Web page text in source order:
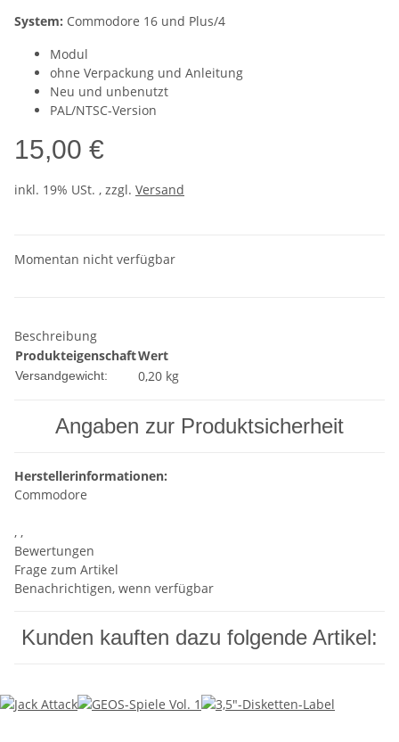
System: Commodore 16 und Plus/4
Modul
ohne Verpackung und Anleitung
Neu und unbenutzt
PAL/NTSC-Version
15,00 €
inkl. 19% USt. , zzgl. Versand
Momentan nicht verfügbar
Beschreibung
ProdukteigenschaftWert
Versandgewicht: 0,20 kg
Angaben zur Produktsicherheit
Herstellerinformationen:
Commodore
, ,
Bewertungen
Frage zum Artikel
Benachrichtigen, wenn verfügbar
Kunden kauften dazu folgende Artikel: